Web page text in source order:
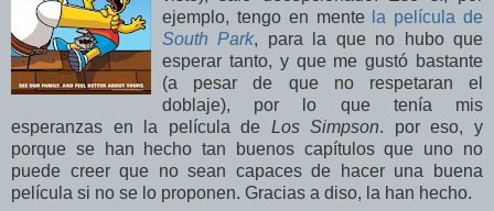
ejemplo, tengo en mente la película de
South Park, para la que no hubo que
esperar tanto, y que me gustó bastante
(a pesar de que no respetaran el
doblaje), por lo que tenía mis
esperanzas en la película de Los Simpson. por eso, y
porque se han hecho tan buenos capítulos que uno no
puede creer que no sean capaces de hacer una buena
película si no se lo proponen. Gracias a diso, la han hecho.